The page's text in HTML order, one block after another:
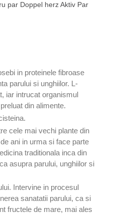
par Doppel herz Aktiv Par
in proteinele fibroase
parului si unghiilor. L-
iar intrucat organismul
din alimente.
cele mai vechi plante din
ani in urma si face parte
traditionala inca din
asupra parului, unghiilor si
Intervine in procesul
sanatatii parului, ca si
fructele de mare, mai ales